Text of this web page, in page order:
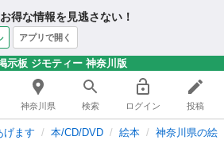
得な情報を見逃さない！
アプリで開く
示板 ジモティー 神奈川版
神奈川県 検索 ログイン 投稿
げます 本/CD/DVD 絵本 神奈川県の絵